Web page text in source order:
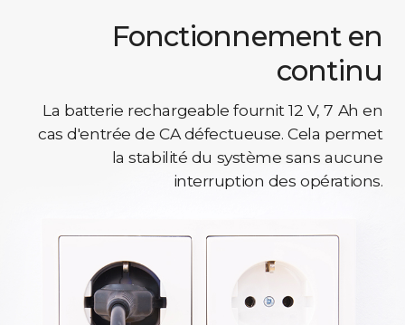
Fonctionnement en
continu
La batterie rechargeable fournit 12 V, 7 Ah en
cas d'entrée de CA défectueuse. Cela permet
la stabilité du système sans aucune
interruption des opérations.